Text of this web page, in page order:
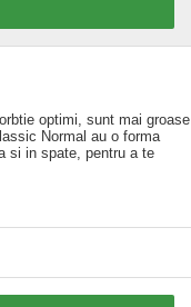
optimi, sunt mai groase
Normal au o forma
si in spate, pentru a te